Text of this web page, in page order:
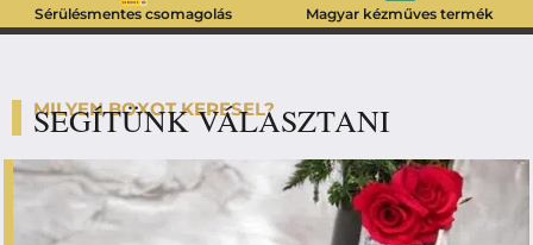
Sérülésmentes csomagolás Magyar kézműves termék
MILYEN BOXOT KERESEL?
SEGÍTÜNK VÁLASZTANI